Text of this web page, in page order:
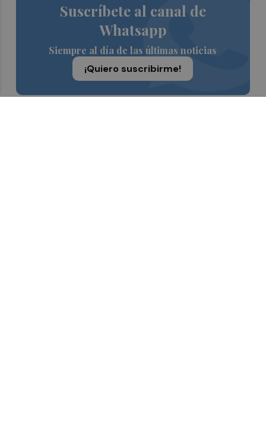
Suscríbete al canal de
Whatsapp
Siempre al día de las últimas noticias
¡Quiero suscribirme!